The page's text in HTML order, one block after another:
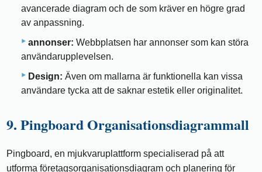
avancerade diagram och de som kräver en högre grad
av anpassning.
annonser: Webbplatsen har annonser som kan störa
användarupplevelsen.
Design: Även om mallarna är funktionella kan vissa
användare tycka att de saknar estetik eller originalitet.
9. Pingboard Organisationsdiagrammall
Pingboard, en mjukvaruplattform specialiserad på att
utforma företagsorganisationsdiagram och planering för